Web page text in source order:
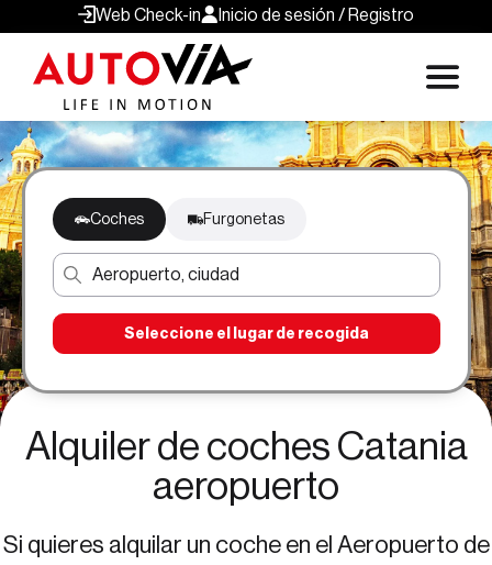
Web Check-in Inicio de sesión / Registro
Coches Furgonetas
Aeropuerto, ciudad
Seleccione el lugar de recogida
Alquiler de coches Catania
aeropuerto
Si quieres alquilar un coche en el Aeropuerto de